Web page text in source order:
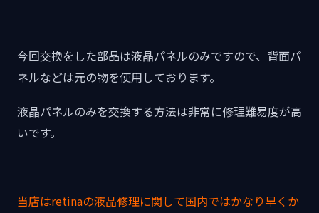
今回交換をした部品は液晶パネルのみですので、背面パ
ネルなどは元の物を使用しております。
液晶パネルのみを交換する方法は非常に修理難易度が高
いです。
当店はretinaの液晶修理に関して国内ではかなり早くか